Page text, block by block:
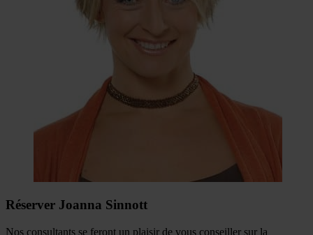
Réserver Joanna Sinnott
Nos consultants se feront un plaisir de vous conseiller sur la